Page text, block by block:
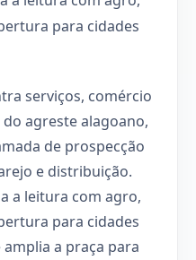
para cidades
serviços, comércio
agreste alagoano,
de prospecção
e distribuição.
a leitura com agro,
para cidades
a praça para